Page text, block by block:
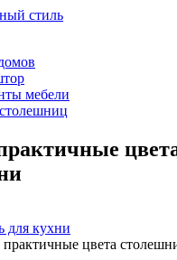
мебели
для кухни
цвета